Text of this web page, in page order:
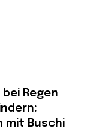
bei Regen
mit Buschi